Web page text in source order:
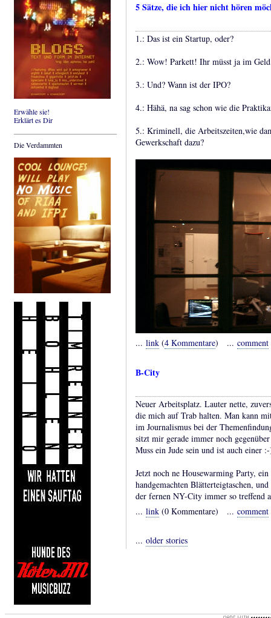
Erwähle sie!
Erklärt es Dir
Die Verdammten
5 Sätze, die ich hier nicht hören
1.: Das ist ein Startup, oder?
2.: Wow! Parkett! Ihr müsst ja im
3.: Und? Wann ist der IPO?
4.: Hähä, na sag schon wie die
5.: Kriminell, die Arbeitszeiten,wie
Gewerkschaft dazu?
... link (4 Kommentare) ... comment
B-City
Neuer Arbeitsplatz. Lauter nette,
die mich auf Trab halten. Man kann
im Journalismus bei der
sitzt mir gerade immer noch
Muss ein Jude sein und ist auch einer
Jetzt noch ne Housewarming Party,
handgemachten Blätterteigtaschen,
der fernen NY-City immer so treffend
... link (0 Kommentare) ... comment
... older stories